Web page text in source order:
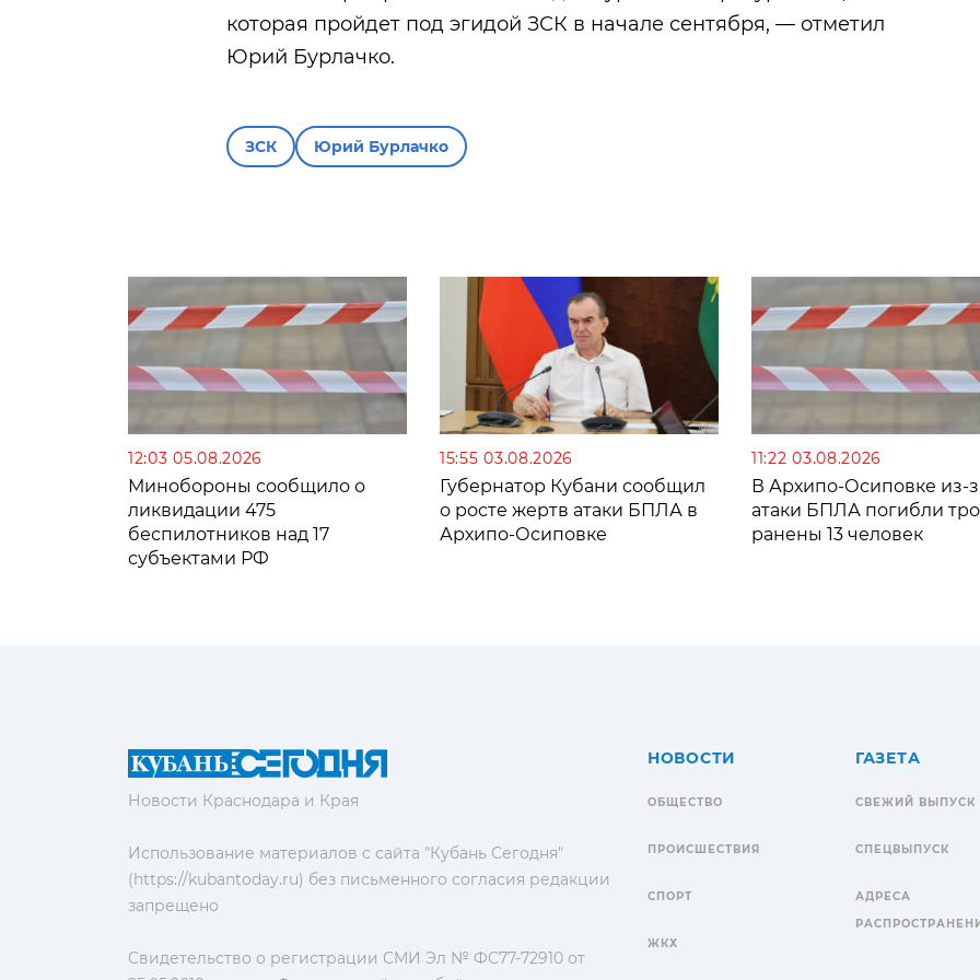
которая пройдет под эгидой ЗСК в начале сентября, — отметил
Юрий Бурлачко.
ЗСК Юрий Бурлачко
12:03 05.08.2026
Минобороны сообщило о
ликвидации 475
беспилотников над 17
субъектами РФ
15:55 03.08.2026
Губернатор Кубани сообщил
о росте жертв атаки БПЛА в
Архипо-Осиповке
11:22 03.08.2026
В Архипо-Осиповке из-
атаки БПЛА погибли
ранены 13 человек
Новости Краснодара и Края
Использование материалов с сайта "Кубань Сегодня"
(https://kubantoday.ru) без письменного согласия редакции
запрещено
Свидетельство о регистрации СМИ Эл № ФС77-72910 от
НОВОСТИ
ОБЩЕСТВО
ПРОИСШЕСТВИЯ
СПОРТ
ЖКХ
ГАЗЕТА
СВЕЖИЙ ВЫПУСК
СПЕЦВЫПУСК
АДРЕСА